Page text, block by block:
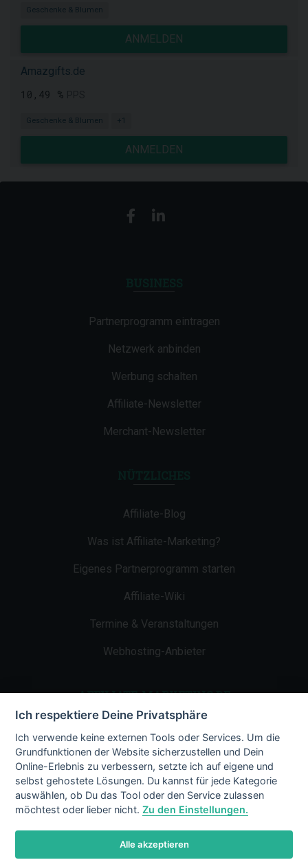
Geschenke & Blumen
ANMELDEN
Amazgifts.de
10,49 %
Geschenke & Blumen +1
ANMELDEN
Partnerprogramm eintragen
Netzwerk anbinden
Werbung schalten
Affiliate-Newsletter
Merchant-Newsletter
Affiliate-Blog
Was ist Affiliate-Marketing?
Eigenes Partnerprogramm starten
Affiliate-Wiki
Termine & Veranstaltungen
Webhosting-Anbieter
AFFILIATE-MARKETING.DE
Impressum
Kontakt
Datenschutz
Ich respektiere Deine Privatsphäre
Ich verwende keine externen Tools oder Services. Um die
Grundfunktionen der Website sicherzustellen und Dein
Online-Erlebnis zu verbessern, setzte ich auf eigene und
selbst gehostete Lösungen. Du kannst für jede Kategorie
auswählen, ob Du das Tool oder den Service zulassen
möchtest oder lieber nicht.Zu den Einstellungen.
Alle akzeptieren